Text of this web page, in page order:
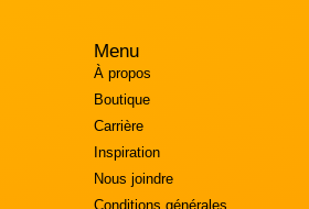
Menu
À propos
Boutique
Carrière
Inspiration
Nous joindre
Conditions générales